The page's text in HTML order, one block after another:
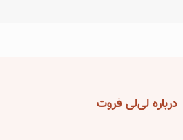
دربارهلی‌لی فروت